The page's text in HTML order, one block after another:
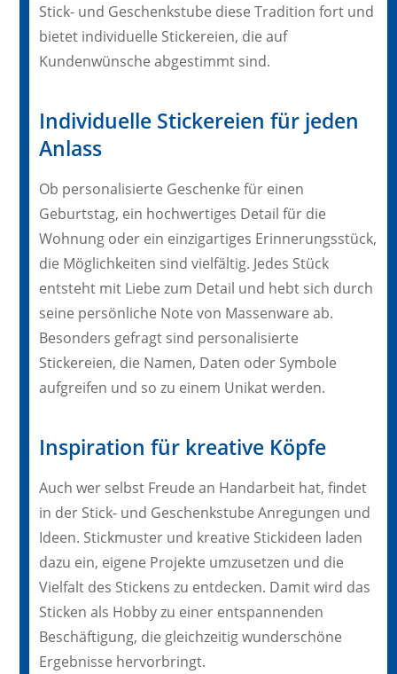
Stick- und Geschenkstube diese Tradition fort und
bietet individuelle Stickereien, die auf
Kundenwünsche abgestimmt sind.
Individuelle Stickereien für jeden
Anlass
Ob personalisierte Geschenke für einen
Geburtstag, ein hochwertiges Detail für die
Wohnung oder ein einzigartiges Erinnerungsstück,
die Möglichkeiten sind vielfältig. Jedes Stück
entsteht mit Liebe zum Detail und hebt sich durch
seine persönliche Note von Massenware ab.
Besonders gefragt sind personalisierte
Stickereien, die Namen, Daten oder Symbole
aufgreifen und so zu einem Unikat werden.
Inspiration für kreative Köpfe
Auch wer selbst Freude an Handarbeit hat, findet
in der Stick- und Geschenkstube Anregungen und
Ideen. Stickmuster und kreative Stickideen laden
dazu ein, eigene Projekte umzusetzen und die
Vielfalt des Stickens zu entdecken. Damit wird das
Sticken als Hobby zu einer entspannenden
Beschäftigung, die gleichzeitig wunderschöne
Ergebnisse hervorbringt.